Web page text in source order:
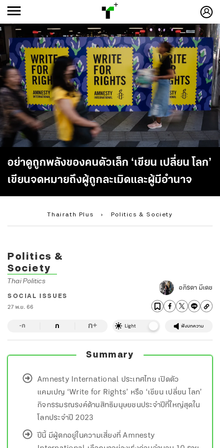
อย่าดูถูกพลังของคนตัวเล็ก ‘เขียน เปลี่ยน โลก’
เขียนจดหมายถึงผู้ถูกละเมิดและผู้มีอำนาจ
Thairath Plus › Politics & Society
-ก
Politics &
Society
Thai Politics
SOCIAL ISSUES
27 พ.ย. 66
อภิรดา มีเดช
-ก ก ก+ Light ฟังบทความ
Summary
Amnesty International ประเทศไทย เปิดตัว
แคมเปญ ‘Write for Rights’ หรือ ‘เขียน เปลี่ยน โลก’
กิจกรรมรณรงค์ด้านสิทธิมนุษยชนประจำปีที่ใหญ่สุดใน
โลกประจำปี 2023
ปีนี้ มีผู้ตกอยู่ในความเสี่ยงที่ Amnesty